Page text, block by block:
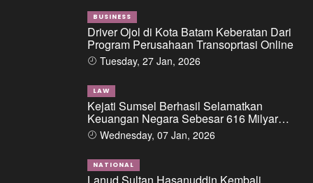
BUSINESS
Driver Ojol di Kota Batam Keberatan Dari
Program Perusahaan Transoprtasi Online
Tuesday, 27 Jan, 2026
LAW
Kejati Sumsel Berhasil Selamatkan
Keuangan Negara Sebesar 616 Milyar
Dalam Perkara Dugaan Tipikor Pemberian
Fasilitas Pinjaman/Kredit Dari Salah Satu
Bank Pemerintah Kepada PT. BSS Dan PT.
SAL
Wednesday, 07 Jan, 2026
NATIONAL
Lanud Sultan Hasanuddin Kembali